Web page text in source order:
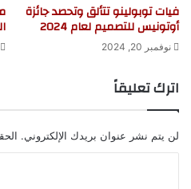
فيات توبولينو تتألق وتحصد جائزة
أوتونيس للتصميم لعام 2024
نوفمبر 20, 2024
اترك تعليقاً
لن يتم نشر عنوان بريدك الإلكتروني.